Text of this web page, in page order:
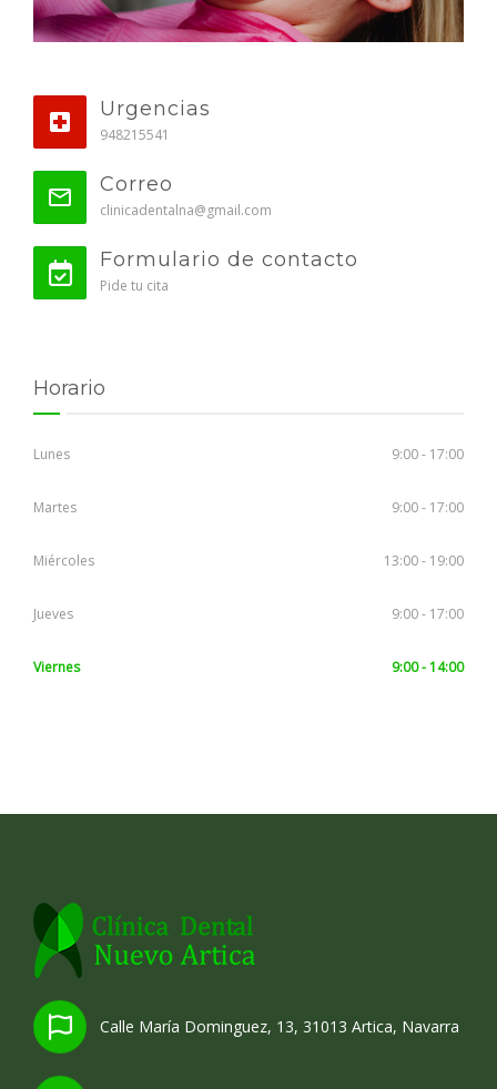
Urgencias
948215541
Correo
clinicadentalna@gmail.com
Formulario de contacto
Pide tu cita
Horario
Lunes 9:00 - 17:00
Martes 9:00 - 17:00
Miércoles 13:00 - 19:00
Jueves 9:00 - 17:00
Viernes 9:00 - 14:00
Calle María Dominguez, 13, 31013 Artica, Navarra